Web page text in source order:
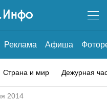
Реклама Афиша
Страна и мир Дежурная
2014